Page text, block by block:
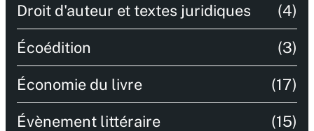
Droit d'auteur et textes juridiques (4)
Écoédition (3)
Économie du livre (17)
Évènement littéraire (15)